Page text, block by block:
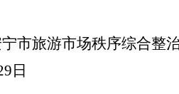
市旅游市场秩序综合整
日